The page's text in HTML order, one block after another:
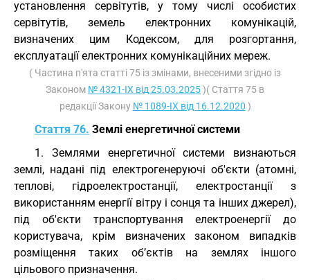
установлення сервітутів, у тому числі особистих
сервітутів, земель електронних комунікацій,
визначених цим Кодексом, для розгортання,
експлуатації електронних комунікаційних мереж.
( Частина п'ята статті 75 із змінами, внесеними згідно із
Законом № 4321-IX від 25.03.2025)( Стаття 75 в
редакції Закону № 1089-IX від 16.12.2020 )
Стаття 76. Землі енергетичної системи
1. Землями енергетичної системи визнаються
землі, надані під електрогенеруючі об'єкти (атомні,
теплові, гідроелектростанції, електростанції з
використанням енергії вітру і сонця та інших джерел),
під об'єкти транспортування електроенергії до
користувача, крім визначених законом випадків
розміщення таких об’єктів на землях іншого
цільового призначення.